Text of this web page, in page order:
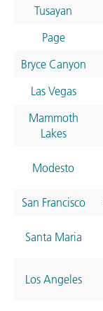
Tusayan
Page
Bryce Canyon
Las Vegas
Mammoth
Lakes
Modesto
San Francisco
Santa Maria
Los Angeles